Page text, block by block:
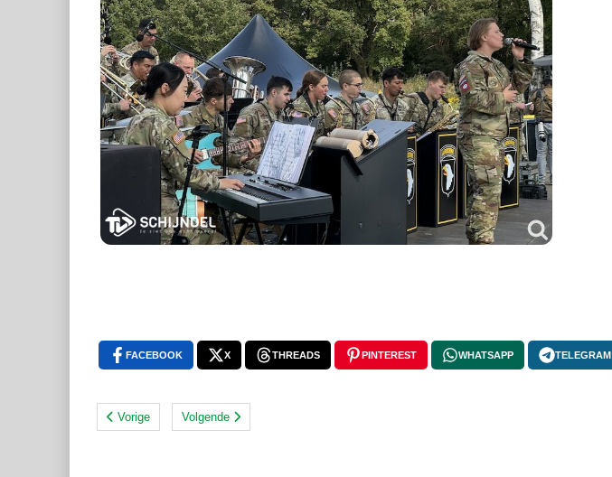
FACEBOOK X THREADS PINTEREST WHATSAPP TELEGRAM
Vorige Volgende